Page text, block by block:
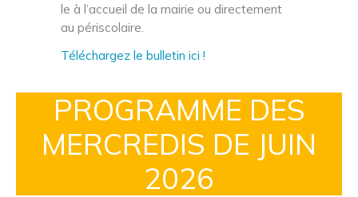
le à l’accueil de la mairie ou directement
au périscolaire.
Téléchargez le bulletin ici !
PROGRAMME DES
MERCREDIS DE JUIN
2026